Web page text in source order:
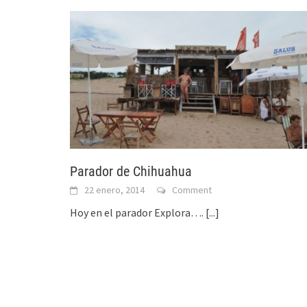
Parador de Chihuahua
22 enero, 2014 Comment
Hoy en el parador Explora…. [...]